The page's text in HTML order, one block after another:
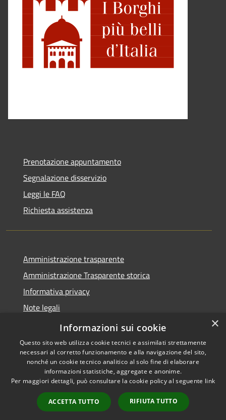
Prenotazione appuntamento
Segnalazione disservizio
Leggi le FAQ
Richiesta assistenza
Amministrazione trasparente
Amministrazione Trasparente storica
Informativa privacy
Note legali
Dichiarazione di accessibilità
Accessibilità
Copyright © 2026 • Comune di
Vico del Gargano • Powered by
Municipium•
Accesso
redazione
×
Informazioni sui cookie
Questo sito web utilizza cookie tecnici e assimilati strettamente
necessari al corretto funzionamento e alla navigazione del sito,
nonché un cookie tecnico analitico al solo fine di elaborare
informazioni statistiche, aggregate e anonime.
Per maggiori dettagli, può consultare la cookie policy al seguente link
ACCETTA TUTTO RIFIUTA TUTTO